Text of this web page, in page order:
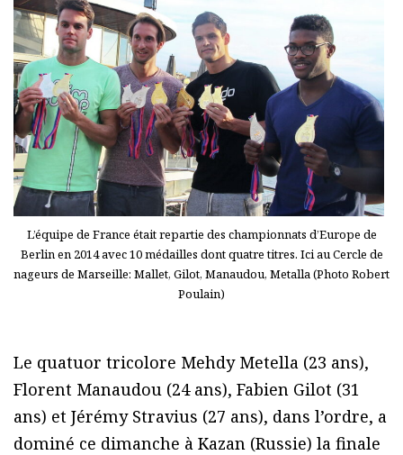
L’équipe de France était repartie des championnats d’Europe de
Berlin en 2014 avec 10 médailles dont quatre titres. Ici au Cercle de
nageurs de Marseille: Mallet, Gilot, Manaudou, Metalla (Photo Robert
Poulain)
Le quatuor tricolore Mehdy Metella (23 ans),
Florent Manaudou (24 ans), Fabien Gilot (31
ans) et Jérémy Stravius (27 ans), dans l’ordre, a
dominé ce dimanche à Kazan (Russie) la finale